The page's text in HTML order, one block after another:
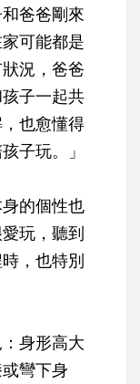
爸爸剛來
可能都是
況，爸爸
子一起共
也愈懂得
子玩。」
的個性也
玩，聽到
，也特別
身形高大
彎下身